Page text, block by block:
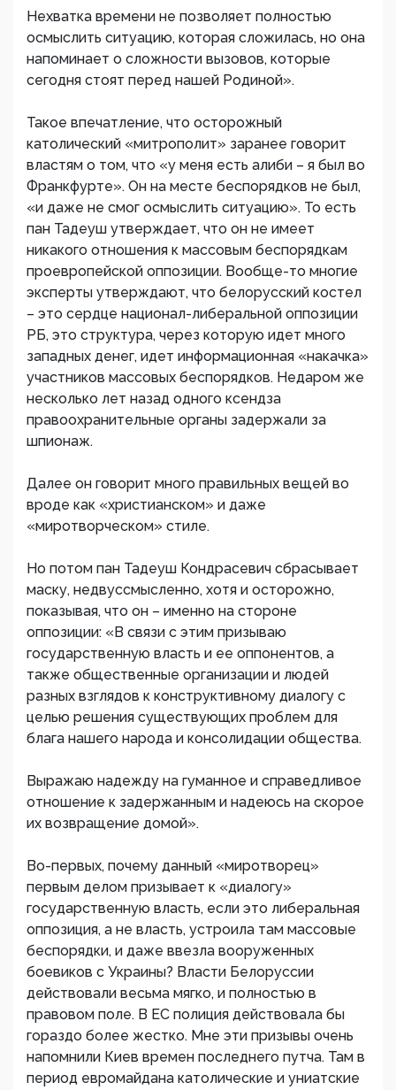
Нехватка времени не позволяет полностью
осмыслить ситуацию, которая сложилась, но она
напоминает о сложности вызовов, которые
сегодня стоят перед нашей Родиной».
Такое впечатление, что осторожный
католический «митрополит» заранее говорит
властям о том, что «у меня есть алиби – я был во
Франкфурте». Он на месте беспорядков не был,
«и даже не смог осмыслить ситуацию». То есть
пан Тадеуш утверждает, что он не имеет
никакого отношения к массовым беспорядкам
проевропейской оппозиции. Вообще-то многие
эксперты утверждают, что белорусский костел
– это сердце национал-либеральной оппозиции
РБ, это структура, через которую идет много
западных денег, идет информационная «накачка»
участников массовых беспорядков. Недаром же
несколько лет назад одного ксендза
правоохранительные органы задержали за
шпионаж.
Далее он говорит много правильных вещей во
вроде как «христианском» и даже
«миротворческом» стиле.
Но потом пан Тадеуш Кондрасевич сбрасывает
маску, недвуссмысленно, хотя и осторожно,
показывая, что он – именно на стороне
оппозиции: «В связи с этим призываю
государственную власть и ее оппонентов, а
также общественные организации и людей
разных взглядов к конструктивному диалогу с
целью решения существующих проблем для
блага нашего народа и консолидации общества.
Выражаю надежду на гуманное и справедливое
отношение к задержанным и надеюсь на скорое
их возвращение домой».
Во-первых, почему данный «миротворец»
первым делом призывает к «диалогу»
государственную власть, если это либеральная
оппозиция, а не власть, устроила там массовые
беспорядки, и даже ввезла вооруженных
боевиков с Украины? Власти Белоруссии
действовали весьма мягко, и полностью в
правовом поле. В ЕС полиция действовала бы
гораздо более жестко. Мне эти призывы очень
напомнили Киев времен последнего путча. Там в
период евромайдана католические и униатские